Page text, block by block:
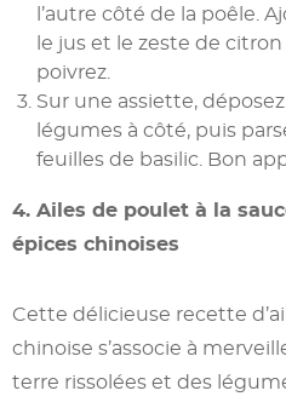
l’autre côté de la poêle.
le jus et le zeste de
poivrez.
Sur une assiette,
légumes à côté, puis
feuilles de basilic. Bon
4. Ailes de poulet à la
épices chinoises
Cette délicieuse recette
chinoise s’associe à
terre rissolées et des